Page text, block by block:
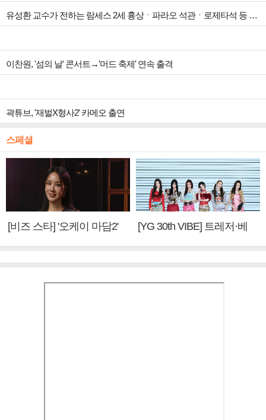
유성환 교수가 전하는 람세스 2세 흉상ㆍ파라오 석관ㆍ로제타석 등 이집트 유물 도굴 역사(ft. 류승수ㆍ강주현 소장)(벌거벗은 세계사)
이찬원, '섬의 날' 콘서트→'머드 축제' 연속 출격
곽튜브, '재벌X형사2' 카메오 출연
스페셜
[비즈 스타] '오케이 마담2'
[YG 30th VIBE] 트레저·베